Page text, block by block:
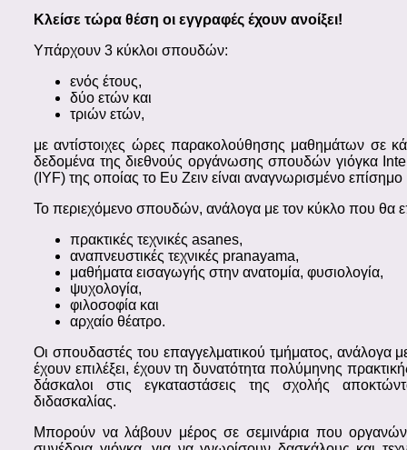
Κλείσε τώρα θέση οι εγγραφές έχουν ανοίξει!
Υπάρχουν 3 κύκλοι σπουδών:
ενός έτους,
δύο ετών και
τριών ετών,
με αντίστοιχες ώρες παρακολούθησης μαθημάτων σε
δεδομένα της διεθνούς οργάνωσης σπουδών γιόγκα
(IYF) της οποίας το Ευ Ζειν είναι αναγνωρισμένο επίσημο
Το περιεχόμενο σπουδών, ανάλογα με τον κύκλο που θα
πρακτικές τεχνικές asanes,
αναπνευστικές τεχνικές pranayama,
μαθήματα εισαγωγής στην ανατομία, φυσιολογία,
ψυχολογία,
φιλοσοφία και
αρχαίο θέατρο.
Οι σπουδαστές του επαγγελματικού τμήματος, ανάλογα
έχουν επιλέξει, έχουν τη δυνατότητα πολύμηνης
δάσκαλοι στις εγκαταστάσεις της σχολής
διδασκαλίας.
Μπορούν να λάβουν μέρος σε σεμινάρια που